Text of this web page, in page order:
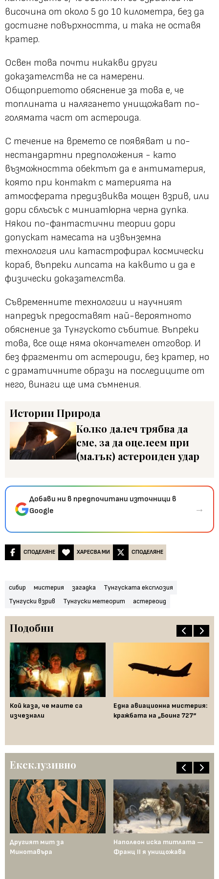
височина от около 5 до 10 километра, без да
достигне повърхността, и така не оставя
кратер.
Освен това почти никакви други
доказателства не са намерени.
Общоприетото обяснение за това е, че
топлината и налягането унищожават по-
голямата част от астероида.
С течение на времето се появяват и по-
нестандартни предположения - като
възможността обектът да е антиматерия,
която при контакт с материята на
атмосферата предизвиква мощен взрив, или
дори сблъсък с миниатюрна черна дупка.
Някои по-фантастични теории дори
допускат намесата на извънземна
технология или катастрофирал космически
кораб, въпреки липсата на каквито и да е
физически доказателства.
Съвременните технологии и научният
напредък предоставят най-вероятното
обяснение за Тунгуското събитие. Въпреки
това, все още няма окончателен отговор. И
без фрагменти от астероиди, без кратер, но
с драматичните образи на последиците от
него, винаги ще има съмнения.
ИсторииПрирода
Колко далеч трябва да
сме, за да оцелеем при
(малък) астероиден удар
Добави ни в предпочитани източници в
Google
→
СПОДЕЛЯНЕ ХАРЕСВА МИ СПОДЕЛЯНЕ
сибир мистерия загадка
Тунгуската експлозия
Тунгуски взрив
Тунгуски метеорит астереоид
Подобни
Кой каза, че маите са
изчезнали
Една авиационна мистерия:
кражбата на „Боинг 727“
Ексклузивно
Другият мит за
Минотавъра
Наполеон иска титлата —
Франц II я унищожава